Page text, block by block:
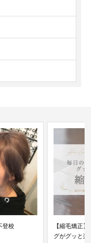
【縮毛矯正】毎朝のスタイリン